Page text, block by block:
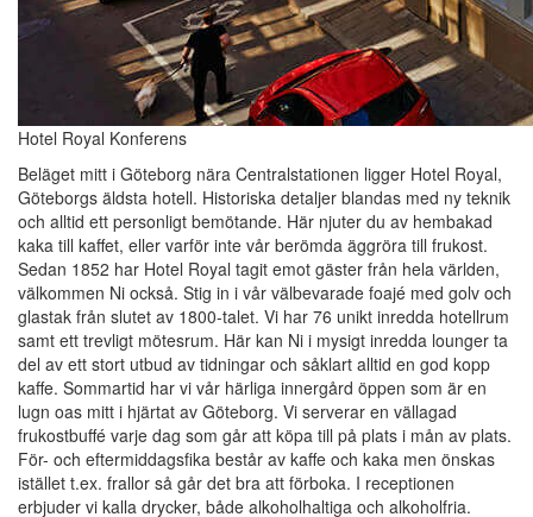
Hotel Royal Konferens
Beläget mitt i Göteborg nära Centralstationen ligger Hotel Royal,
Göteborgs äldsta hotell. Historiska detaljer blandas med ny teknik
och alltid ett personligt bemötande. Här njuter du av hembakad
kaka till kaffet, eller varför inte vår berömda äggröra till frukost.
Sedan 1852 har Hotel Royal tagit emot gäster från hela världen,
välkommen Ni också. Stig in i vår välbevarade foajé med golv och
glastak från slutet av 1800-talet. Vi har 76 unikt inredda hotellrum
samt ett trevligt mötesrum. Här kan Ni i mysigt inredda lounger ta
del av ett stort utbud av tidningar och såklart alltid en god kopp
kaffe. Sommartid har vi vår härliga innergård öppen som är en
lugn oas mitt i hjärtat av Göteborg. Vi serverar en vällagad
frukostbuffé varje dag som går att köpa till på plats i mån av plats.
För- och eftermiddagsfika består av kaffe och kaka men önskas
istället t.ex. frallor så går det bra att förboka. I receptionen
erbjuder vi kalla drycker, både alkoholhaltiga och alkoholfria.